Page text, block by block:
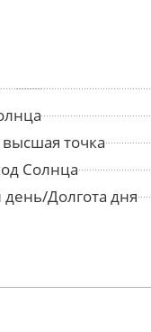
точка
Солнца
день/Долгота дня